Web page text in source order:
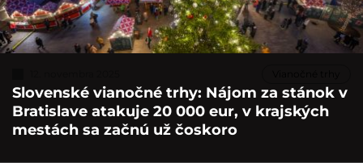
Slovenské vianočné trhy: Nájom za stánok v
Bratislave atakuje 20 000 eur, v krajských
mestách sa začnú už čoskoro